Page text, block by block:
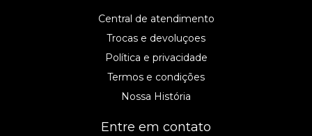
Central de atendimento
Trocas e devoluçoes
Política e privacidade
Termos e condições
Nossa História
Entre em contato